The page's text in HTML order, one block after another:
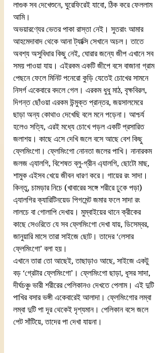
লাগুক সব দেখেশুনে, ঘুরেফিরেই যাবো, ঠিক করে ফেললাম
আমি।
অভয়ারণ্যের ভেতর পাকা রাস্তা নেই। সুতরাং আমার
আহমেদাবাদ থেকে আনা ট্যাক্সি সেখানে অচল। তাতে
অবশ্য অসুবিধার কিছু নেই, ঘোরার জন্যে জীপ এখানে সব
সময় পাওয়া যায়। এইরকম একটি জীপে বসে বাজানা গ্রাম
পেছনে ফেলে মিনিট পনেরো কুড়ি যেতেই চোখের সামনে
নিসর্গ একেবারে বদলে গেল। এরকম ধুধু মাঠ, বৃক্ষবিরল,
দিগন্ত ছোঁওয়া এরকম উন্মুক্ত প্রান্তর, জয়সালমেরে
ছাড়া অন্য কোথাও দেখেছি বলে মনে পড়েনা। আশ্চর্য
হলেও সত্যি, এরই মধ্যে চোখে পড়ল একটি প্রসারিত
জলাশয়। কাছে এসে দেখি জলে বসে আছে বেশ কিছু
ফ্লেমিংগো। ফ্লেমিংগো নোনতা জলের পাখি। নানারকম
জলজ এ্যালগি, বিশেষত ব্লু-গ্রীন এ্যালগি, ছোটো মাছ,
শামুক এইসব খেয়ে জীবন ধারণ করে। গায়ের রং সাদা।
কিন্তু, চামড়ার নিচে (খাবারের সঙ্গে শরীরে ঢুকে পড়া)
এ্যালগির ক্যারিটিনয়েড পিগমেন্ট জমার ফলে সাদা রং
লালচে বা গোলাপি দেখায়। মুম্বাইয়ের থানে ক্রীকের
কাছে সেওরিতে যে সব ফ্লেমিংগো দেখা যায়, ডিসেম্বর,
জানুয়ারি মাসে তারা সাইজে ছোট। তাদের ‘লেসার
ফ্লেমিংগো’ বলা হয়।
এখানে তারা তো আছেই, তাছাড়াও আছে, সাইজে একটু
বড় ‘গ্রেটার ফ্লেমিংগো’। ফ্লেমিংগো ছাড়া, ধূসর সাদা,
দীর্ঘচঞ্চু ভারী শরীরের পেলিকানও দেখতে পেলাম। এই দুটি
পাখির বসার ভঙ্গী একেবারেই আলাদা। ফ্লেমিংগোর লম্বা
লম্বা দুটি পা দূর থেকেই দৃশ্যমান। পেলিকান বসে জলে
পেট সাঁটিয়ে, তাদের পা দেখা যায়না।